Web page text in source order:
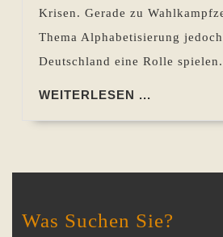
Krisen. Gerade zu
Thema Alphabetisierung
Deutschland eine Rolle
WEITERLESEN ...
Was Suchen Sie?